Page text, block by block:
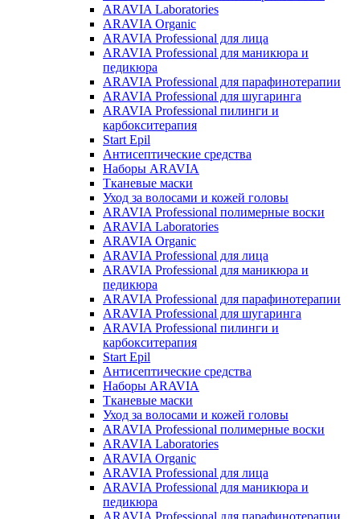
ARAVIA Laboratories
ARAVIA Organic
ARAVIA Professional для лица
ARAVIA Professional для маникюра и
педикюра
ARAVIA Professional для парафинотерапии
ARAVIA Professional для шугаринга
ARAVIA Professional пилинги и
карбокситерапия
Start Epil
Антисептические средства
Наборы ARAVIA
Тканевые маски
Уход за волосами и кожей головы
ARAVIA Professional полимерные воски
ARAVIA Laboratories
ARAVIA Organic
ARAVIA Professional для лица
ARAVIA Professional для маникюра и
педикюра
ARAVIA Professional для парафинотерапии
ARAVIA Professional для шугаринга
ARAVIA Professional пилинги и
карбокситерапия
Start Epil
Антисептические средства
Наборы ARAVIA
Тканевые маски
Уход за волосами и кожей головы
ARAVIA Professional полимерные воски
ARAVIA Laboratories
ARAVIA Organic
ARAVIA Professional для лица
ARAVIA Professional для маникюра и
педикюра
ARAVIA Professional для парафинотерапии